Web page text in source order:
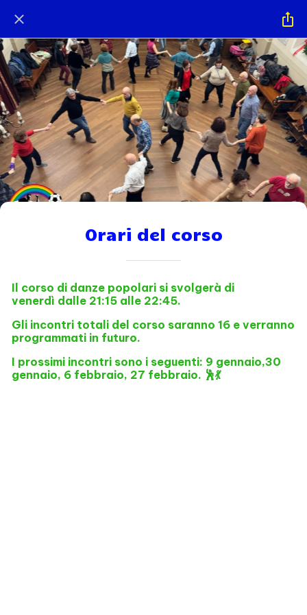
Orari del corso
Il corso di danze popolari si svolgerà di
venerdì dalle 21:15 alle 22:45.
Gli incontri totali del corso saranno 16 e verranno
programmati in futuro.
I prossimi incontri sono i seguenti: 9 gennaio,30
gennaio, 6 febbraio, 27 febbraio. 🕺💃